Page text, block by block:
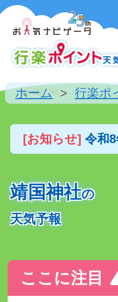
ホーム 行楽ポ
[お知らせ] 令和
靖国神社の
天気予報
ここに注目